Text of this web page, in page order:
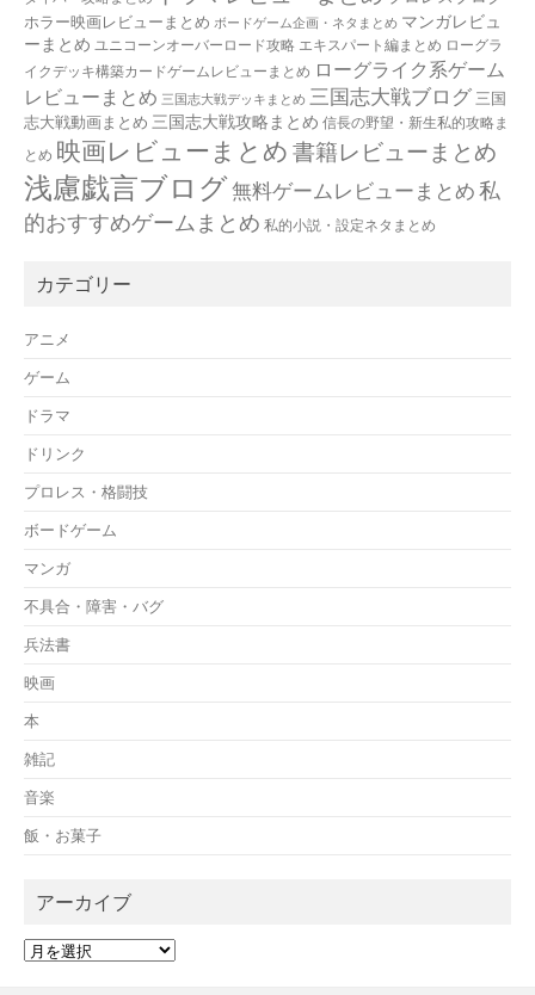
ホラー映画レビューまとめ ボードゲーム企画・ネタまとめ マンガレビュ
ーまとめ ユニコーンオーバーロード攻略 エキスパート編まとめ ローグラ
イクデッキ構築カードゲームレビューまとめ ローグライク系ゲーム
レビューまとめ 三国志大戦デッキまとめ 三国志大戦ブログ 三国
志大戦動画まとめ 三国志大戦攻略まとめ 信長の野望・新生私的攻略ま
とめ 映画レビューまとめ 書籍レビューまとめ
浅慮戯言ブログ無料ゲームレビューまとめ 私
的おすすめゲームまとめ 私的小説・設定ネタまとめ
カテゴリー
アニメ
ゲーム
ドラマ
ドリンク
プロレス・格闘技
ボードゲーム
マンガ
不具合・障害・バグ
兵法書
映画
本
雑記
音楽
飯・お菓子
アーカイブ
ア